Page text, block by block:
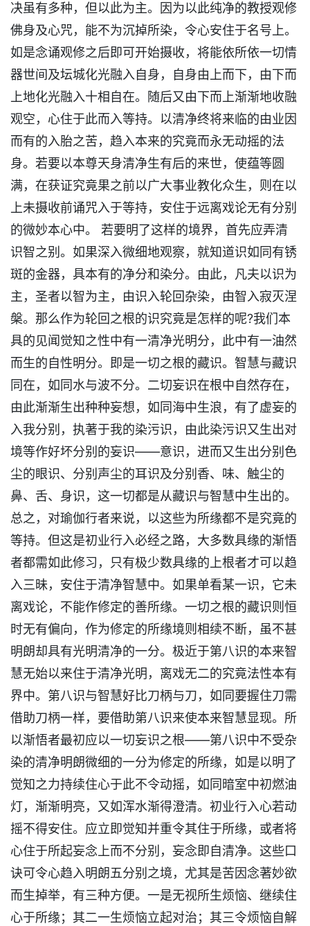
决虽有多种，但以此为主。因为以此纯净的教授观修
佛身及心咒，能不为沉掉所染，令心安住于名号上。
如是念诵观修之后即可开始摄收，将能依所依一切情
器世间及坛城化光融入自身，自身由上而下，由下而
上地化光融入十相自在。随后又由下而上渐渐地收融
观空，心住于此而入等持。以清净终将来临的由业因
而有的入胎之苦，趋入本来的究竟而永无动摇的法
身。若要以本尊天身清净生有后的来世，使蕴等圆
满，在获证究竟果之前以广大事业教化众生，则在以
上未摄收前诵咒入于等持，安住于远离戏论无有分别
的微妙本心中。 若要明了这样的境界，首先应弄清
识智之别。如果深入微细地观察，就知道识如同有锈
斑的金器，具本有的净分和染分。由此，凡夫以识为
主，圣者以智为主，由识入轮回杂染，由智入寂灭涅
槃。那么作为轮回之根的识究竟是怎样的呢?我们本
具的见闻觉知之性中有一清净光明分，此中有一油然
而生的自性明分。即是一切之根的藏识。智慧与藏识
同在，如同水与波不分。二切妄识在根中自然存在，
由此渐渐生出种种妄想，如同海中生浪，有了虚妄的
入我分别，执著于我的染污识，由此染污识又生出对
境等作好坏分别的妄识——意识，进而又生出分别色
尘的眼识、分别声尘的耳识及分别香、味、触尘的
鼻、舌、身识，这一切都是从藏识与智慧中生出的。
总之，对瑜伽行者来说，以这些为所缘都不是究竟的
等持。但这是初业行入必经之路，大多数具缘的渐悟
者都需如此修习，只有极少数具缘的上根者才可以趋
入三昧，安住于清净智慧中。如果单看某一识，它未
离戏论，不能作修定的善所缘。一切之根的藏识则恒
时无有偏向，作为修定的所缘境则相续不断，虽不甚
明朗却具有光明清净的一分。极近于第八识的本来智
慧无始以来住于清净光明，离戏无二的究竟法性本有
界中。第八识与智慧好比刀柄与刀，如同要握住刀需
借助刀柄一样，要借助第八识来使本来智慧显现。所
以渐悟者最初应以一切妄识之根——第八识中不受杂
染的清净明朗微细的一分为修定的所缘，如是以明了
觉知之力持续住心于此不令动摇，如同暗室中初燃油
灯，渐渐明亮，又如浑水渐得澄清。初业行入心若动
摇不得安住。应立即觉知并重令其住于所缘，或者将
心住于所起妄念上而不分别，妄念即自清净。这些口
诀可令心趋入明朗五分别之境，尤其是苦因念著妙欲
而生掉举，有三种方便。一是无视所生烦恼、继续住
心于所缘；其二一生烦恼立起对治；其三令烦恼自解